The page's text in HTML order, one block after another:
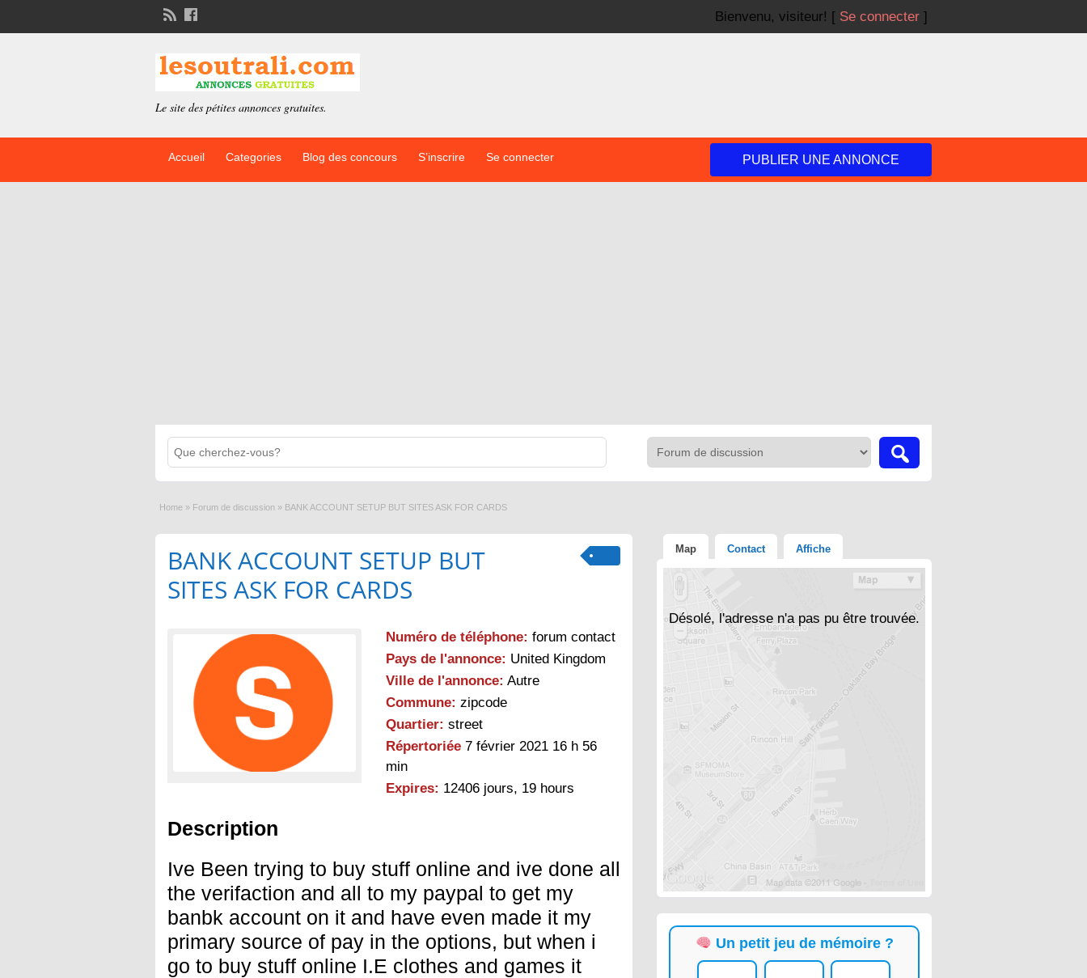
Bienvenu, visiteur! [ Se connecter ]
Le site des pétites annonces gratuites.
Accueil Categories Blog des concours S’inscrire Se connecter PUBLIER UNE ANNONCE
Home » Forum de discussion » BANK ACCOUNT SETUP BUT SITES ASK FOR CARDS
BANK ACCOUNT SETUP BUT
SITES ASK FOR CARDS
Numéro de téléphone: forum contact
Pays de l'annonce: United Kingdom
Ville de l'annonce: Autre
Commune: zipcode
Quartier: street
Répertoriée 7 février 2021 16 h 56
min
Expires: 12406 jours, 19 hours
Description
Ive Been trying to buy stuff online and ive done all
the verifaction and all to my paypal to get my
banbk account on it and have even made it my
primary source of pay in the options, but when i
go to buy stuff online I.E clothes and games it
Map Contact Affiche
Désolé, l'adresse n'a pas pu être trouvée.
Un petit jeu de mémoire ?